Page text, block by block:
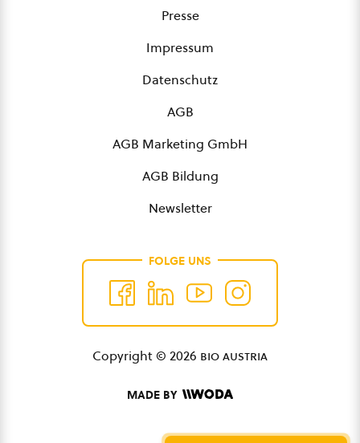
Presse
Impressum
Datenschutz
AGB
AGB Marketing GmbH
AGB Bildung
Newsletter
FOLGE UNS
Copyright © 2026 bio austria
MADE BY